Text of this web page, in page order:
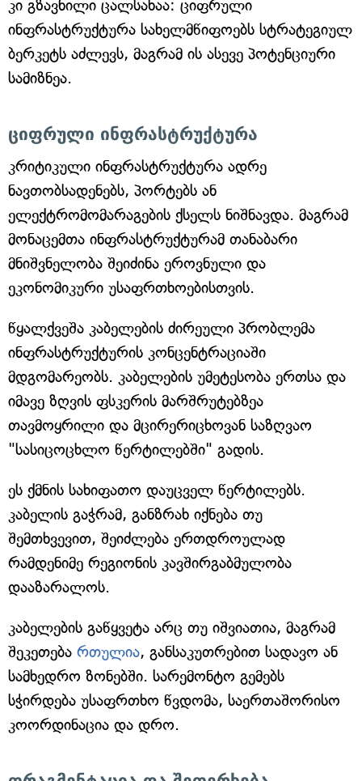
კი გზავნილი ცალსახაა: ციფრული
ინფრასტრუქტურა სახელმწიფოებს სტრატეგიულ
ბერკეტს აძლევს, მაგრამ ის ასევე პოტენციური
სამიზნეა.
ციფრული ინფრასტრუქტურა
კრიტიკული ინფრასტრუქტურა ადრე
ნავთობსადენებს, პორტებს ან
ელექტრომომარაგების ქსელს ნიშნავდა. მაგრამ
მონაცემთა ინფრასტრუქტურამ თანაბარი
მნიშვნელობა შეიძინა ეროვნული და
ეკონომიკური უსაფრთხოებისთვის.
წყალქვეშა კაბელების ძირეული პრობლემა
ინფრასტრუქტურის კონცენტრაციაში
მდგომარეობს. კაბელების უმეტესობა ერთსა და
იმავე ზღვის ფსკერის მარშრუტებზეა
თავმოყრილი და მცირერიცხოვან საზღვაო
"სასიცოცხლო წერტილებში" გადის.
ეს ქმნის სახიფათო დაუცველ წერტილებს.
კაბელის გაჭრამ, განზრახ იქნება თუ
შემთხვევით, შეიძლება ერთდროულად
რამდენიმე რეგიონის კავშირგაბმულობა
დააზარალოს.
კაბელების გაწყვეტა არც თუ იშვიათია, მაგრამ
შეკეთება რთულია, განსაკუთრებით სადავო ან
სამხედრო ზონებში. სარემონტო გემებს
სჭირდება უსაფრთხო წვდომა, საერთაშორისო
კოორდინაცია და დრო.